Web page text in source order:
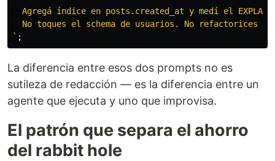
Agregá índice en posts.created_at y medí el
No toques el schema de usuarios. No refactorices
` ;
La diferencia entre esos dos prompts no es
sutileza de redacción — es la diferencia entre un
agente que ejecuta y uno que improvisa.
El patrón que separa el ahorro
del rabbit hole